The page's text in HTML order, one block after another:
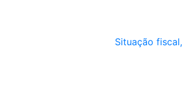
Situação